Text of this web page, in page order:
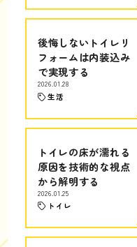
後悔しないトイレリ
フォームは内装込み
で実現する
2026.01.28
生活
トイレの床が濡れる
原因を技術的な視点
から解明する
2026.01.25
トイレ